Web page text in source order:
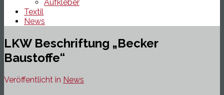
Aufkleber
Textil
News
LKW Beschriftung „Becker
Baustoffe“
Veröffentlicht in News